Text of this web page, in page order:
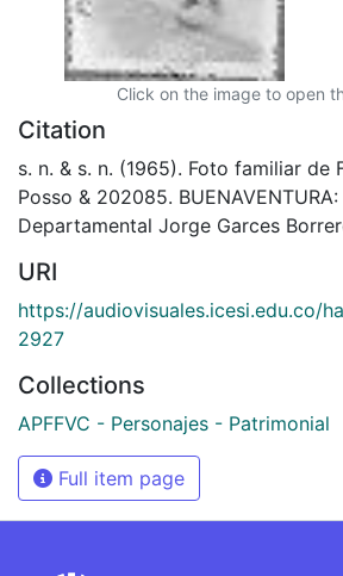
Click on the image to open
Citation
s. n. & s. n. (1965). Foto familiar de
Posso & 202085.
Departamental Jorge Garces
URI
https://audiovisuales.icesi.edu.co/
2927
Collections
APFFVC - Personajes - Patrimonial
Full item page